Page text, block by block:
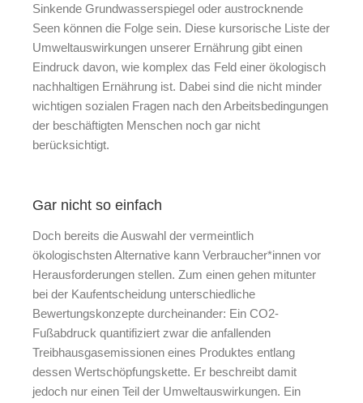
Sinkende Grundwasserspiegel oder austrocknende
Seen können die Folge sein. Diese kursorische Liste der
Umweltauswirkungen unserer Ernährung gibt einen
Eindruck davon, wie komplex das Feld einer ökologisch
nachhaltigen Ernährung ist. Dabei sind die nicht minder
wichtigen sozialen Fragen nach den Arbeitsbedingungen
der beschäftigten Menschen noch gar nicht
berücksichtigt.
Gar nicht so einfach
Doch bereits die Auswahl der vermeintlich
ökologischsten Alternative kann Verbraucher*innen vor
Herausforderungen stellen. Zum einen gehen mitunter
bei der Kaufentscheidung unterschiedliche
Bewertungskonzepte durcheinander: Ein CO2-
Fußabdruck quantifiziert zwar die anfallenden
Treibhausgasemissionen eines Produktes entlang
dessen Wertschöpfungskette. Er beschreibt damit
jedoch nur einen Teil der Umweltauswirkungen. Ein